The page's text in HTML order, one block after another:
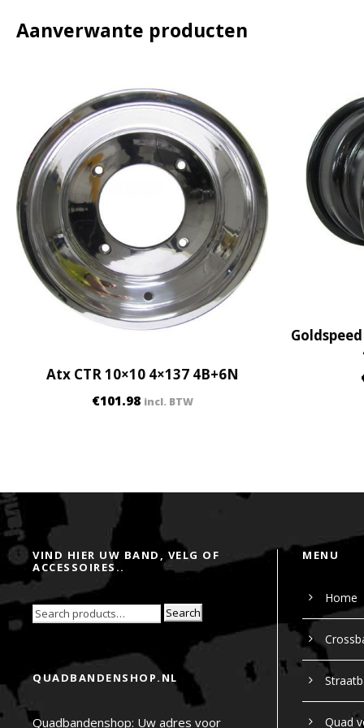
Aanverwante producten
Atx CTR 10×10 4×137 4B+6N
€101.98 incl. BTW
VIND HIER UW BAND, VELG OF
ACCESSOIRES..
Search
QUADBANDENSHOP.NL
Quadbandenshop: Uw adres voor
MENU
Home
Quad